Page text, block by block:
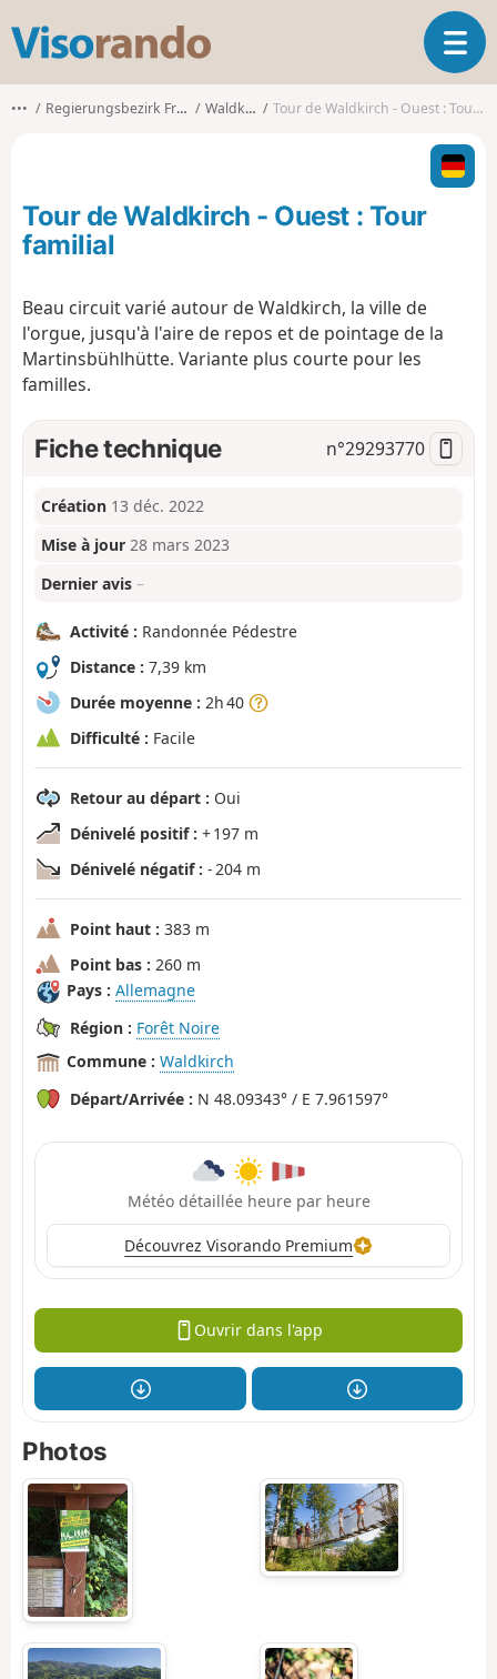
s
o
o
O
u
v
i
r
l
o
••• Regierungsbezirk Freiburg Waldkirch Tour de Waldkirch - Ouest : Tour familial
Tour de Waldkirch - Ouest : Tour
familial
Beau circuit varié autour de Waldkirch, la ville de
l'orgue, jusqu'à l'aire de repos et de pointage de la
Martinsbühlhütte. Variante plus courte pour les
familles.
Fiche technique n°29293770
Création 13 déc. 2022
Mise à jour 28 mars 2023
Dernier avis –
Activité : Randonnée Pédestre
Distance : 7,39 km
Durée moyenne : 2h 40
Difficulté : Facile
Retour au départ : Oui
Dénivelé positif : + 197 m
Dénivelé négatif : - 204 m
Point haut : 383 m
Point bas : 260 m
Pays : Allemagne
Région : Forêt Noire
Commune : Waldkirch
Départ/Arrivée : N 48.09343° / E 7.961597°
Météo détaillée heure par heure
Découvrez Visorando Premium
Ouvrir dans l'app
Photos